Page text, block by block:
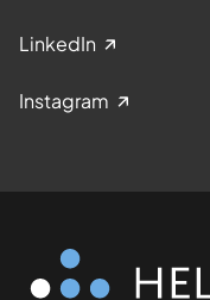
LinkedIn
Instagram